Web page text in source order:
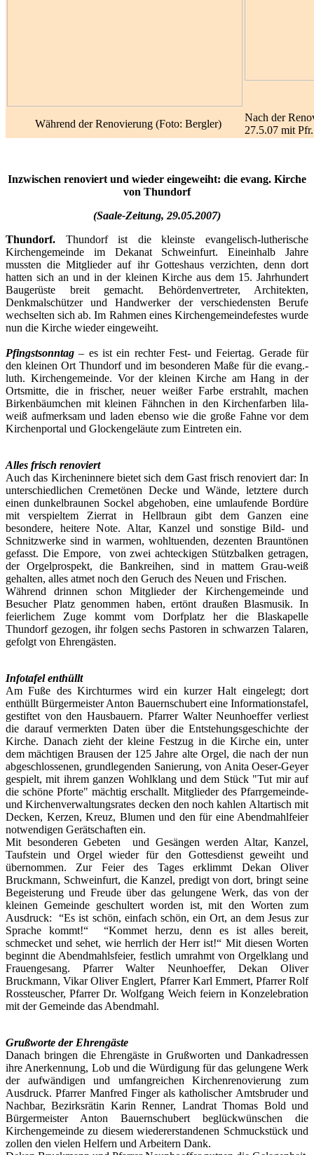
Während der Renovierung (Foto: Bergler)
Nach der
27.5.07 mit
Inzwischen renoviert und wieder eingeweiht: die evang. Kirche
von Thundorf
(Saale-Zeitung, 29.05.2007)
Thundorf. Thundorf ist die kleinste evangelisch-lutherische
Kirchengemeinde im Dekanat Schweinfurt. Eineinhalb Jahre
mussten die Mitglieder auf ihr Gotteshaus verzichten, denn dort
hatten sich an und in der kleinen Kirche aus dem 15. Jahrhundert
Baugerüste breit gemacht. Behördenvertreter, Architekten,
Denkmalschützer und Handwerker der verschiedensten Berufe
wechselten sich ab. Im Rahmen eines Kirchengemeindefestes wurde
nun die Kirche wieder eingeweiht.
Pfingstsonntag – es ist ein rechter Fest- und Feiertag. Gerade für
den kleinen Ort Thundorf und im besonderen Maße für die evang.-
luth. Kirchengemeinde. Vor der kleinen Kirche am Hang in der
Ortsmitte, die in frischer, neuer weißer Farbe erstrahlt, machen
Birkenbäumchen mit kleinen Fähnchen in den Kirchenfarben lila-
weiß aufmerksam und laden ebenso wie die große Fahne vor dem
Kirchenportal und Glockengeläute zum Eintreten ein.
Alles frisch renoviert
Auch das Kircheninnere bietet sich dem Gast frisch renoviert dar: In
unterschiedlichen Cremetönen Decke und Wände, letztere durch
einen dunkelbraunen Sockel abgehoben, eine umlaufende Bordüre
mit verspieltem Zierrat in Hellbraun gibt dem Ganzen eine
besondere, heitere Note. Altar, Kanzel und sonstige Bild- und
Schnitzwerke sind in warmen, wohltuenden, dezenten Brauntönen
gefasst. Die Empore, von zwei achteckigen Stützbalken getragen,
der Orgelprospekt, die Bankreihen, sind in mattem Grau-weiß
gehalten, alles atmet noch den Geruch des Neuen und Frischen.
Während drinnen schon Mitglieder der Kirchengemeinde und
Besucher Platz genommen haben, ertönt draußen Blasmusik. In
feierlichem Zuge kommt vom Dorfplatz her die Blaskapelle
Thundorf gezogen, ihr folgen sechs Pastoren in schwarzen Talaren,
gefolgt von Ehrengästen.
Infotafel enthüllt
Am Fuße des Kirchturmes wird ein kurzer Halt eingelegt; dort
enthüllt Bürgermeister Anton Bauernschubert eine Informationstafel,
gestiftet von den Hausbauern. Pfarrer Walter Neunhoeffer verliest
die darauf vermerkten Daten über die Entstehungsgeschichte der
Kirche. Danach zieht der kleine Festzug in die Kirche ein, unter
dem mächtigen Brausen der 125 Jahre alte Orgel, die nach der nun
abgeschlossenen, grundlegenden Sanierung, von Anita Oeser-Geyer
gespielt, mit ihrem ganzen Wohlklang und dem Stück "Tut mir auf
die schöne Pforte" mächtig erschallt. Mitglieder des Pfarrgemeinde-
und Kirchenverwaltungsrates decken den noch kahlen Altartisch mit
Decken, Kerzen, Kreuz, Blumen und den für eine Abendmahlfeier
notwendigen Gerätschaften ein.
Mit besonderen Gebeten und Gesängen werden Altar, Kanzel,
Taufstein und Orgel wieder für den Gottesdienst geweiht und
übernommen. Zur Feier des Tages erklimmt Dekan Oliver
Bruckmann, Schweinfurt, die Kanzel, predigt von dort, bringt seine
Begeisterung und Freude über das gelungene Werk, das von der
kleinen Gemeinde geschultert worden ist, mit den Worten zum
Ausdruck: “Es ist schön, einfach schön, ein Ort, an dem Jesus zur
Sprache kommt!“ “Kommet herzu, denn es ist alles bereit,
schmecket und sehet, wie herrlich der Herr ist!“ Mit diesen Worten
beginnt die Abendmahlsfeier, festlich umrahmt von Orgelklang und
Frauengesang. Pfarrer Walter Neunhoeffer, Dekan Oliver
Bruckmann, Vikar Oliver Englert, Pfarrer Karl Emmert, Pfarrer Rolf
Rossteuscher, Pfarrer Dr. Wolfgang Weich feiern in Konzelebration
mit der Gemeinde das Abendmahl.
Grußworte der Ehrengäste
Danach bringen die Ehrengäste in Grußworten und Dankadressen
ihre Anerkennung, Lob und die Würdigung für das gelungene Werk
der aufwändigen und umfangreichen Kirchenrenovierung zum
Ausdruck. Pfarrer Manfred Finger als katholischer Amtsbruder und
Nachbar, Bezirksrätin Karin Renner, Landrat Thomas Bold und
Bürgermeister Anton Bauernschubert beglückwünschen die
Kirchengemeinde zu diesem wiedererstandenen Schmuckstück und
zollen den vielen Helfern und Arbeitern Dank.